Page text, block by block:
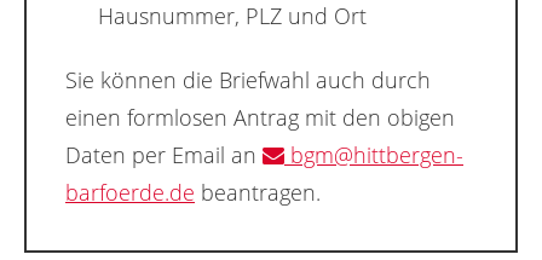
Hausnummer, PLZ und Ort
Sie können die Briefwahl auch durch
einen formlosen Antrag mit den obigen
Daten per Email an
bgm@hittbergen-
barfoerde.de beantragen.